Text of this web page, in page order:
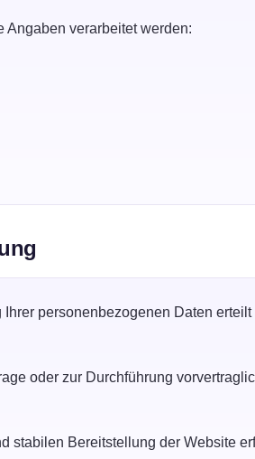
verarbeitet werden:
personenbezogenen Daten
oder zur Durchführung
stabilen Bereitstellung der Website